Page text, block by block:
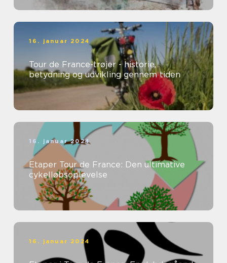
16. januar 2024
Tour de France-trøjer - historie,
betydning og udvikling gennem tiden
16. januar 2024
Etaper Tour de France: Den ultimative
cykelløbsoplevelse
16. januar 2024